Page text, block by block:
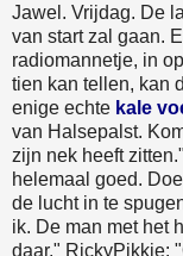
Jawel. Vrijdag. De
van start zal gaan.
radiomannetje, in
tien kan tellen, kan
enige echte kale
van Halsepalst.
zijn nek heeft
helemaal goed.
de lucht in te
ik. De man met het
daar." RickyPikkie: